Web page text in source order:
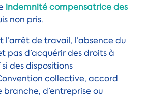
indemnité compensatrice des
non pris.
l’arrêt de travail, l’absence du
pas d’acquérir des droits à
desdispositions
collective, accord
d’entreprise ou